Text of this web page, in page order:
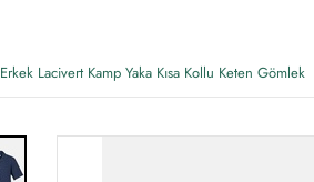
Erkek Lacivert Kamp Yaka Kısa Kollu Keten Gömlek